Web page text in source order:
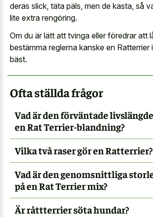
deras slick, täta päls, men de kasta, så
lite extra rengöring.
Om du är lätt att tvinga eller föredrar att
bestämma reglerna kanske en Ratterrier
bäst.
Ofta ställda frågor
Vad är den förväntade
en Rat Terrier-blandning?
Vilka två raser gör en Ratterrier?
Vad är den genomsnittliga
på en Rat Terrier mix?
Är råttterrier söta hundar?